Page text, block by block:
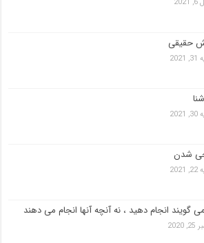
حقیقی
شدن
گویند انجام دهید ، نه آنچه آنها انجام می دهند